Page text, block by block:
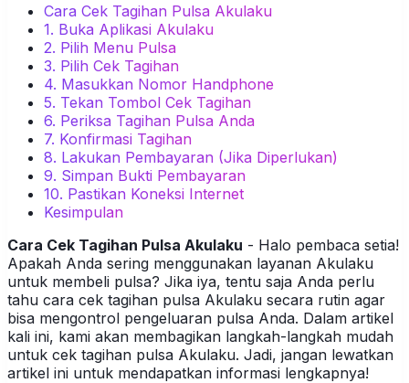
Cara Cek Tagihan Pulsa Akulaku
1. Buka Aplikasi Akulaku
2. Pilih Menu Pulsa
3. Pilih Cek Tagihan
4. Masukkan Nomor Handphone
5. Tekan Tombol Cek Tagihan
6. Periksa Tagihan Pulsa Anda
7. Konfirmasi Tagihan
8. Lakukan Pembayaran (Jika Diperlukan)
9. Simpan Bukti Pembayaran
10. Pastikan Koneksi Internet
Kesimpulan
Cara Cek Tagihan Pulsa Akulaku - Halo pembaca setia!
Apakah Anda sering menggunakan layanan Akulaku
untuk membeli pulsa? Jika iya, tentu saja Anda perlu
tahu cara cek tagihan pulsa Akulaku secara rutin agar
bisa mengontrol pengeluaran pulsa Anda. Dalam artikel
kali ini, kami akan membagikan langkah-langkah mudah
untuk cek tagihan pulsa Akulaku. Jadi, jangan lewatkan
artikel ini untuk mendapatkan informasi lengkapnya!